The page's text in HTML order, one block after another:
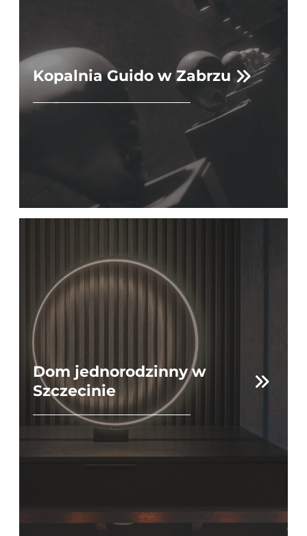
Kopalnia Guido w Zabrzu
Dom jednorodzinny w
Szczecinie